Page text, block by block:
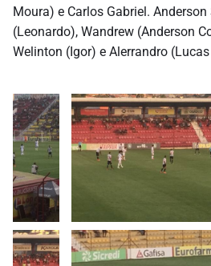
Moura) e Carlos Gabriel. Anderson
(Leonardo), Wandrew (Anderson
Welinton (Igor) e Alerrandro